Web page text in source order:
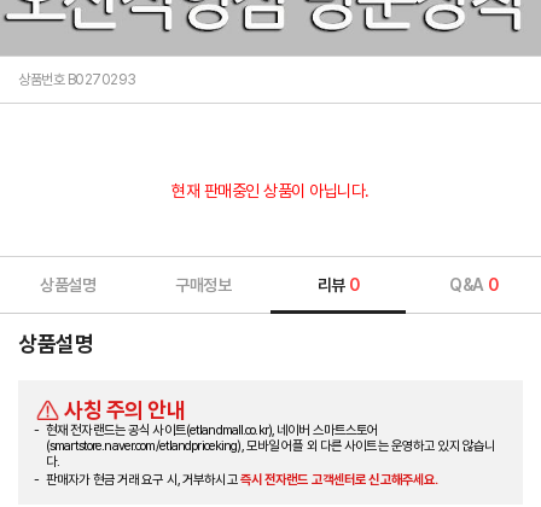
상품번호 B0270293
현재 판매중인 상품이 아닙니다.
상품설명 구매정보 리뷰 0 Q&A 0
상품설명
사칭 주의 안내
현재 전자랜드는 공식 사이트(etlandmall.co.kr), 네이버 스마트스토어
(smartstore.naver.com/etlandpriceking), 모바일 어플 외 다른 사이트는 운영하고 있지 않습니
다.
판매자가 현금 거래 요구 시, 거부하시고즉시 전자랜드 고객센터로 신고해주세요.